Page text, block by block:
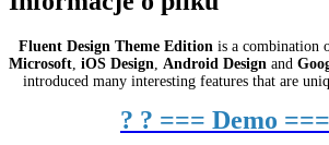
Fluent Design Theme Editionis a combination
Microsoft, iOS Design, Android Design and
introduced many interesting features that are
? ? === Demo ===